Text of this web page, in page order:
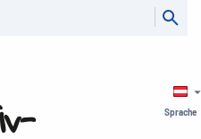
Sprache